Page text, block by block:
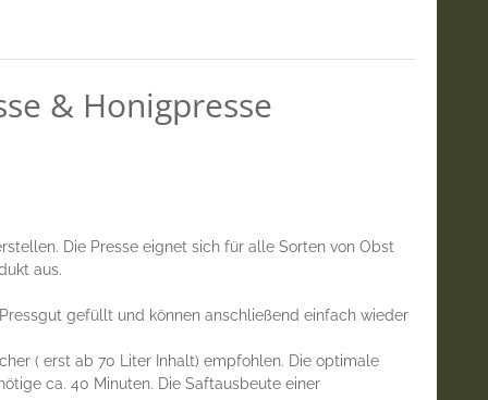
& Honigpresse
Die Presse eignet sich für alle Sorten von Obst
aus.
gefüllt und können anschließend einfach wieder
( erst ab 70 Liter Inhalt) empfohlen. Die optimale
ca. 40 Minuten. Die Saftausbeute einer